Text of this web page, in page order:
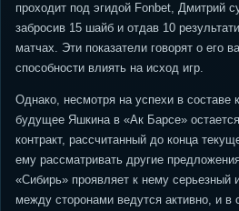
проходит под эгидой Fonbet, Дмитрий
забросив 15 шайб и отдав 10
матчах. Эти показатели говорят о его
способности влиять на исход игр.
Однако, несмотря на успехи в составе
будущее Яшкина в «Ак Барсе»
контракт, рассчитанный до конца
ему рассматривать другие
«Сибирь» проявляет к нему серьезный
между сторонами ведутся активно, и